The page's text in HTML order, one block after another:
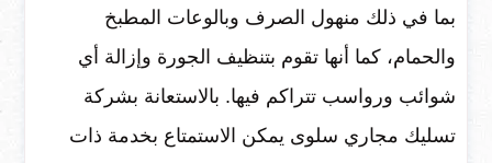
بما في ذلك منهول الصرف وبالوعات المطبخ
والحمام، كما أنها تقوم بتنظيف الجورة وإزالة أي
شوائب ورواسب تتراكم فيها. بالاستعانة بشركة
تسليك مجاري سلوى يمكن الاستمتاع بخدمة ذات